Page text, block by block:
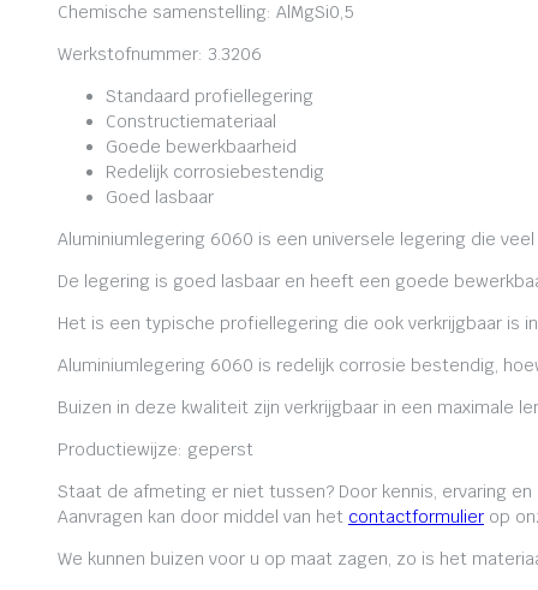
Chemische samenstelling: AlMgSi0,5
Werkstofnummer: 3.3206
Standaard profiellegering
Constructiemateriaal
Goede bewerkbaarheid
Redelijk corrosiebestendig
Goed lasbaar
Aluminiumlegering 6060 is een universele legering die
De legering is goed lasbaar en heeft een goede
Het is een typische profiellegering die ook verkrijgbaar is
Aluminiumlegering 6060 is redelijk corrosie bestendig,
Buizen in deze kwaliteit zijn verkrijgbaar in een maximale
Productiewijze: geperst
Staat de afmeting er niet tussen? Door kennis, ervaring
Aanvragen kan door middel van het contactformulier op
We kunnen buizen voor u op maat zagen, zo is het